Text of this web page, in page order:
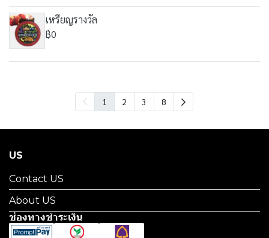
เหรียญรางวัล
฿0
1 2 3 8
US
Contact US
About US
ช่องทางชำระเงิน